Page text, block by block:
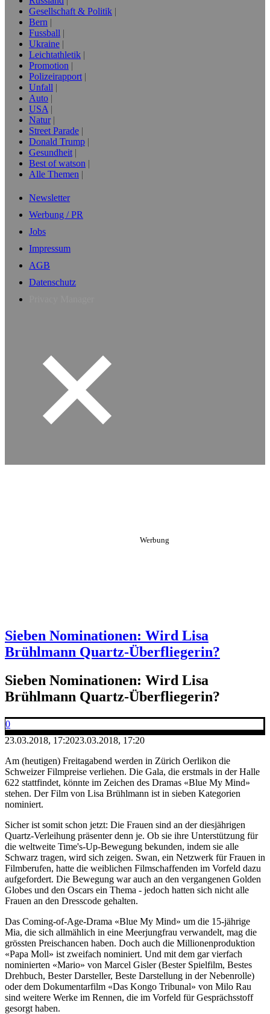
Gesellschaft & Politik
Bern
Fussball
Ukraine
Leichtathletik
Promotion
Polizeirapport
Unfall
Auto
USA
Natur
Street Parade
Donald Trump
Gesundheit
Best of watson
Alle Themen
Newsletter
Werbung / PR
Jobs
Impressum
AGB
Datenschutz
Sieben Nominationen: Wird Lisa
Brühlmann Quartz-Überfliegerin?
Sieben Nominationen: Wird Lisa
Brühlmann Quartz-Überfliegerin?
0
23.03.2018, 17:2023.03.2018, 17:20
Am (heutigen) Freitagabend werden in Zürich Oerlikon die
Schweizer Filmpreise verliehen. Die Gala, die erstmals in der Halle
622 stattfindet, könnte im Zeichen des Dramas «Blue My Mind»
stehen. Der Film von Lisa Brühlmann ist in sieben Kategorien
nominiert.
Sicher ist somit schon jetzt: Die Frauen sind an der diesjährigen
Quartz-Verleihung präsenter denn je. Ob sie ihre Unterstützung für
die weltweite Time's-Up-Bewegung bekunden, indem sie alle
Schwarz tragen, wird sich zeigen. Swan, ein Netzwerk für Frauen in
Filmberufen, hatte die weiblichen Filmschaffenden im Vorfeld dazu
aufgefordert. Die Bewegung war auch an den vergangenen Golden
Globes und den Oscars ein Thema - jedoch hatten sich nicht alle
Frauen an den Dresscode gehalten.
Das Coming-of-Age-Drama «Blue My Mind» um die 15-jährige
Mia, die sich allmählich in eine Meerjungfrau verwandelt, mag die
grössten Preischancen haben. Doch auch die Millionenproduktion
«Papa Moll» ist zweifach nominiert. Und mit dem gar vierfach
nominierten «Mario» von Marcel Gisler (Bester Spielfilm, Bestes
Drehbuch, Bester Darsteller, Beste Darstellung in der Nebenrolle)
oder dem Dokumentarfilm «Das Kongo Tribunal» von Milo Rau
sind weitere Werke im Rennen, die im Vorfeld für Gesprächsstoff
gesorgt haben.